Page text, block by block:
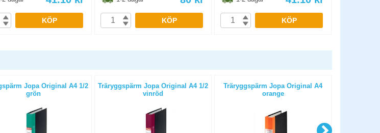
KÖP KÖP KÖP
Jopa Original A4 1/2
grön
Träryggspärm Jopa Original A4 1/2
vinröd
Träryggspärm Jopa Original A4
orange